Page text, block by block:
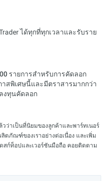
ได้ทุกที่ทุกเวลาและรับราย
รายการสำหรับการคัดลอก
สพิเศษนี้และมีตราสารมากกว่า
งทุนคัดลอก
ว่าเป็นที่นิยมของลูกค้าและพาร์ทเนอร์
ตภัณฑ์ของเราอย่างต่อเนื่อง และเพิ่ม
ก์ท็อปและเวอร์ชันมือถือ คอยติดตาม